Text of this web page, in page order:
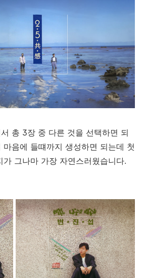
총 3장 중 다른 것을 선택하면 되
음에 들떄까지 생성하면 되는데 첫
그나마 가장 자연스러웠습니다.